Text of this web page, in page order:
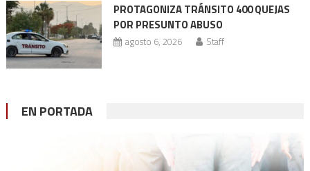
PROTAGONIZA TRÁNSITO 400 QUEJAS
POR PRESUNTO ABUSO
agosto 6, 2026 Staff
EN PORTADA